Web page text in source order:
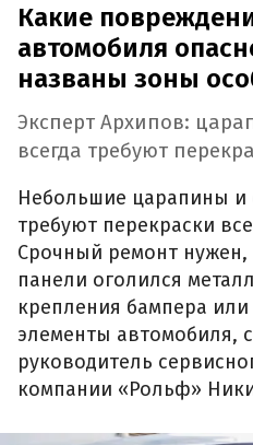
Какие
автомобиля
названы зоны
Эксперт Архипов:
всегда требуют
Небольшие царапины и
требуют перекраски
Срочный ремонт нужен,
панели оголился
крепления бампера
элементы автомобиля,
руководитель
компании «Рольф»